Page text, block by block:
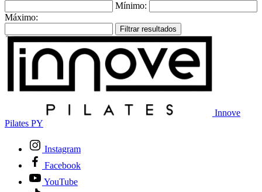
Mínimo:
Máximo:
Filtrar resultados
Innove
Pilates PY
Instagram
Facebook
YouTube